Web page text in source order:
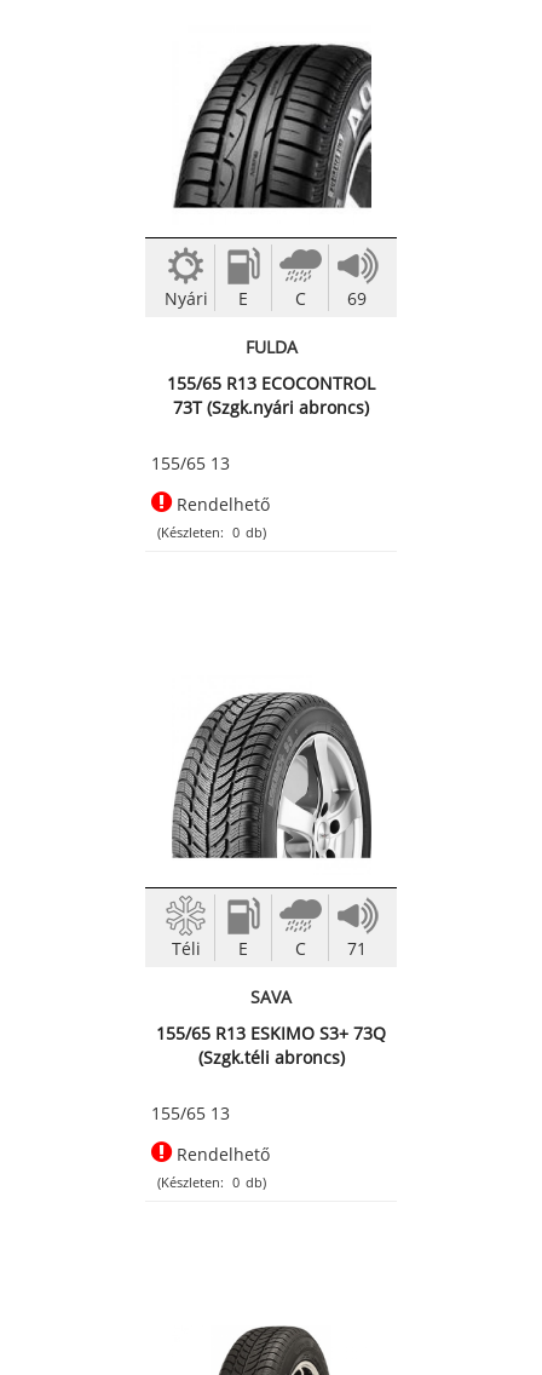
Nyári E C 69
FULDA
155/65 R13 ECOCONTROL
73T (Szgk.nyári abroncs)
155/65 13
Rendelhető
(Készleten: 0 db)
Téli E C 71
SAVA
155/65 R13 ESKIMO S3+ 73Q
(Szgk.téli abroncs)
155/65 13
Rendelhető
(Készleten: 0 db)